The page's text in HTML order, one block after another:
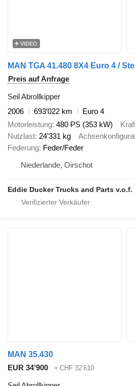
VIDEO
MAN TGA 41.480 8X4 Euro 4 /
Preis auf Anfrage
Seil Abrollkipper
2006
693’022 km
Euro 4
Motorleistung 480 PS (353 kW)
Nutzlast 24’331 kg
Federung Feder/Feder
Niederlande, Oirschot
Eddie Ducker Trucks and Parts v.o.f.
MAN 35.430
EUR 34’900
≈ CHF 32’610